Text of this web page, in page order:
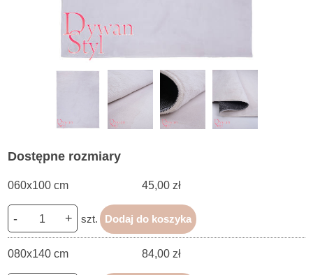
Dostępne rozmiary
060x100 cm 45,00 zł
- + szt. Dodaj do koszyka
080x140 cm 84,00 zł